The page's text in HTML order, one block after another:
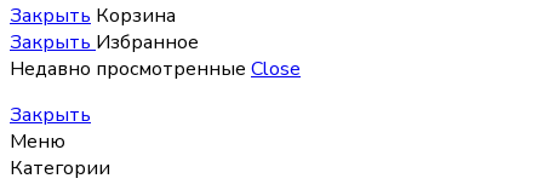
Закрыть Корзина
ЗакрытьИзбранное
Недавно просмотренные Close
Закрыть
Меню
Категории